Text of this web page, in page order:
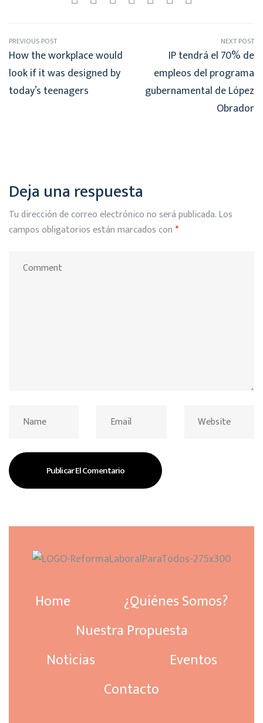
PREVIOUS POST
How the workplace would
look if it was designed by
today’s teenagers
NEXT POST
IP tendrá el 70% de
empleos del programa
gubernamental de López
Obrador
Deja una respuesta
Tu dirección de correo electrónico no será publicada.Los
campos obligatorios están marcados con*
Home
¿Quiénes Somos?
Nuestra Propuesta
Noticias
Eventos
Contacto